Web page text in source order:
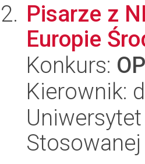
Pisarze z
Europie
Konkurs:
Kierownik:
Stosowanej